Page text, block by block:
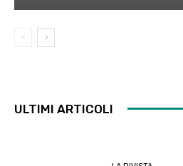
ULTIMI ARTICOLI